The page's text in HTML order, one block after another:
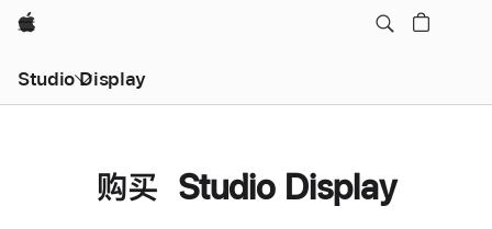
Apple
Studio Display
购买 Studio Display